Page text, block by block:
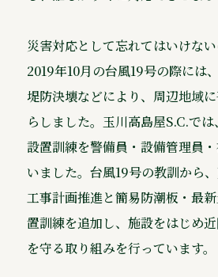
災害対応として忘れてはいけない
2019年10月の台風19号の際には
堤防決壊などにより、周辺地域
らしました。玉川高島屋S.C.で
設置訓練を警備員・設備管理員
いました。台風19号の教訓から
工事計画推進と簡易防潮板・最
置訓練を追加し、施設をはじめ
を守る取り組みを行っています。